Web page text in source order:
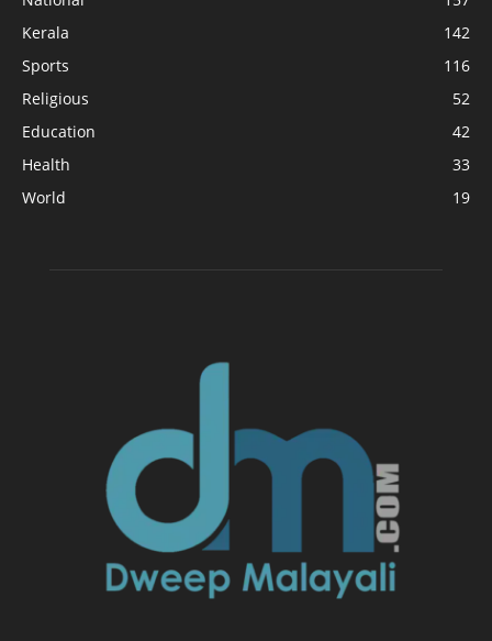
Kerala
142
Sports
116
Religious
52
Education
42
Health
33
World
19